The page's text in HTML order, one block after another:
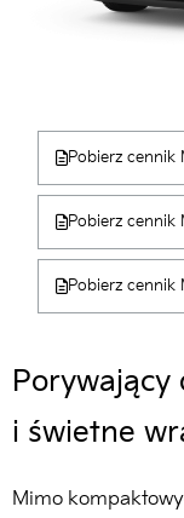
Porywający
i świetne
Mimo
Pobierz cennik
Pobierz cennik
Pobierz cennik